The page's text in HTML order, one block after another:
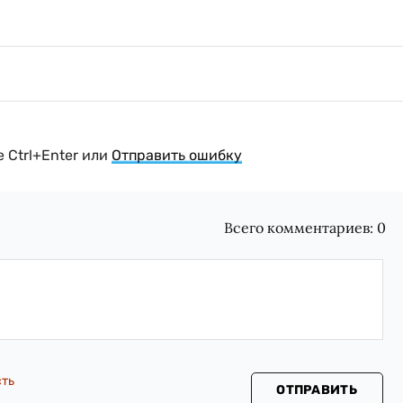
Ctrl+Enter или Отправить ошибку
Всего комментариев: 0
ОТПРАВИТЬ